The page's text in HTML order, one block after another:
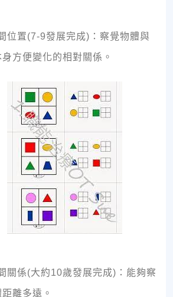
位置(7-9發展完成)：察覺物體與
身方便變化的相對關係。
關係(大約10歲發展完成)：能夠察
離多遠。